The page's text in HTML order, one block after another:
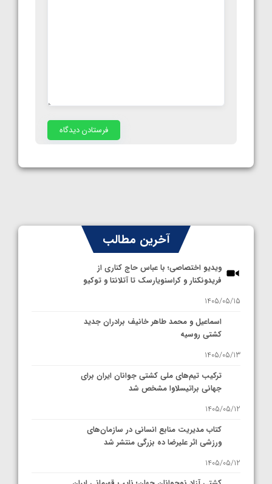
آخرین مطالب
ویدیو اختصاصی؛ با عباس حاج کناری از
فریدونکنار و کراسنویارسک تا آتلانتا و توکیو
1405/05/15
اسماعیل و محمد طاهر خانیف برادران جدید
کشتی روسیه
1405/05/13
ترکیب تیم‌های ملی کشتی جوانان ایران برای
جهانی براتیسلاوا مشخص شد
1405/05/12
کتاب مدیریت منابع انسانی در سازمان‌های
ورزشی اثر علیرضا ده بزرگی منتشر شد
1405/05/12